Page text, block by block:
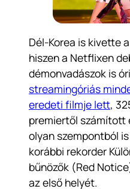
Dél-Korea is kivette
hiszen a Netflixen
démonvadászok is
streamingóriás
eredeti filmje lett,
premiertől számított
olyan szempontból
korábbi rekorder
bűnözők (Red Notice
az első helyét.